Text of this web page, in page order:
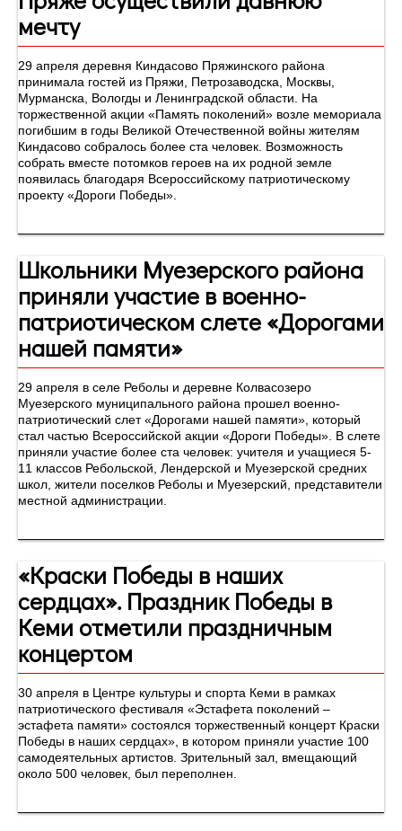
мечту
29 апреля деревня Киндасово Пряжинского района
принимала гостей из Пряжи, Петрозаводска, Москвы,
Мурманска, Вологды и Ленинградской области. На
торжественной акции «Память поколений» возле мемориала
погибшим в годы Великой Отечественной войны жителям
Киндасово собралось более ста человек. Возможность
собрать вместе потомков героев на их родной земле
появилась благодаря Всероссийскому патриотическому
проекту «Дороги Победы».
Школьники Муезерского района
приняли участие в военно-
патриотическом слете «Дорогами
нашей памяти»
29 апреля в селе Реболы и деревне Колвасозеро
Муезерского муниципального района прошел военно-
патриотический слет «Дорогами нашей памяти», который
стал частью Всероссийской акции «Дороги Победы». В слете
приняли участие более ста человек: учителя и учащиеся 5-
11 классов Ребольской, Лендерской и Муезерской средних
школ, жители поселков Реболы и Муезерский, представители
местной администрации.
«Краски Победы в наших
сердцах». Праздник Победы в
Кеми отметили праздничным
концертом
30 апреля в Центре культуры и спорта Кеми в рамках
патриотического фестиваля «Эстафета поколений –
эстафета памяти» состоялся торжественный концерт Краски
Победы в наших сердцах», в котором приняли участие 100
самодеятельных артистов. Зрительный зал, вмещающий
около 500 человек, был переполнен.